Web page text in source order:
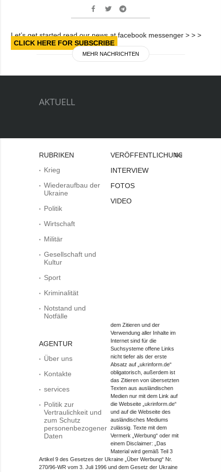
Let’s get started read our news at facebook messenger > > >
CLICK HERE FOR SUBSCRIBE
MEHR NACHRICHTEN
AKTUELL
RUBRIKEN
Krieg
Wiederaufbau der
Ukraine
Politik
Wirtschaft
Militär
Gesellschaft und
Kultur
Sport
Kriminalität
Notstand und
Notfälle
AGENTUR
Über uns
Kontakte
services
Politik zur
Vertraulichkeit und
zum Schutz
personenbezogener
Daten
VERÖFFENTLICHUNGEN
INTERVIEW
FOTOS
VIDEO
Bei
dem Zitieren und der
Verwendung aller Inhalte im
Internet sind für die
Suchsysteme offene Links
nicht tiefer als der erste
Absatz auf „ukrinform.de“
obligatorisch, außerdem ist
das Zitieren von übersetzten
Texten aus ausländischen
Medien nur mit dem Link auf
die Webseite „ukrinform.de“
und auf die Webseite des
ausländisches Mediums
zulässig. Texte mit dem
Vermerk „Werbung“ oder mit
einem Disclaimer: „Das
Material wird gemäß Teil 3
Artikel 9 des Gesetzes der Ukraine „Über Werbung“ Nr.
270/96-WR vom 3. Juli 1996 und dem Gesetz der Ukraine